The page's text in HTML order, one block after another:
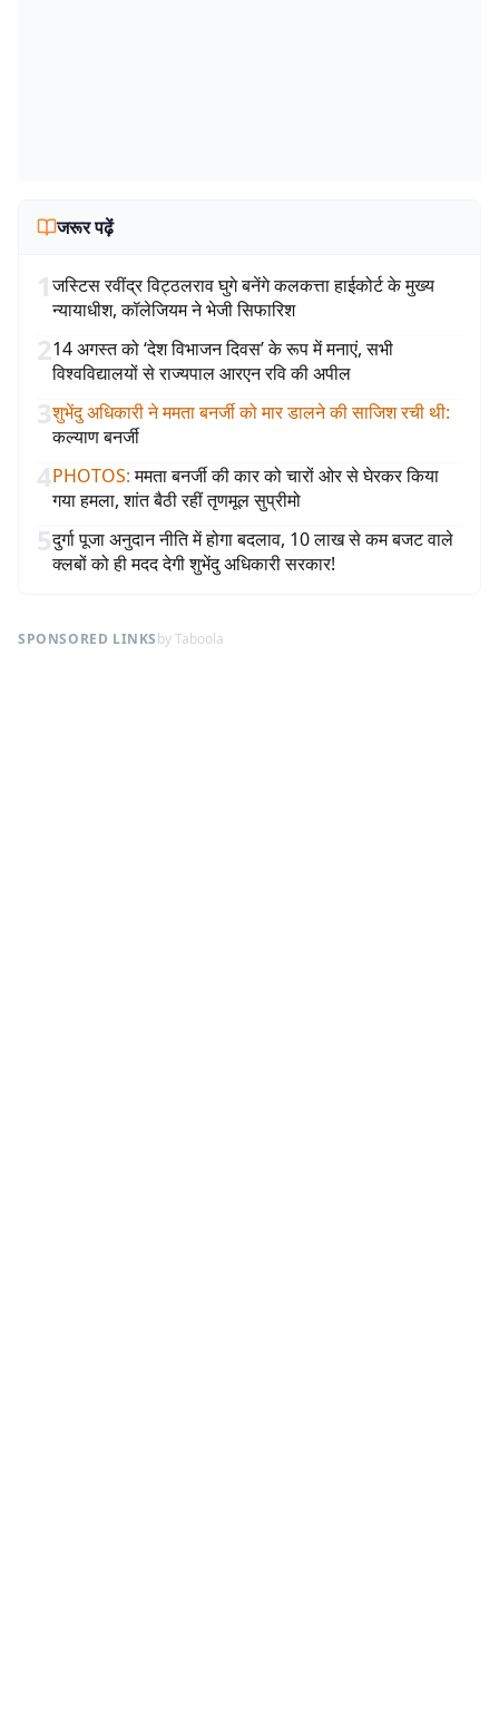
जरूर पढ़ें
1जस्टिस रवींद्र विट्ठलराव घुगे बनेंगे कलकत्ता हाईकोर्ट के मुख्य
न्यायाधीश, कॉलेजियम ने भेजी सिफारिश
214 अगस्त को ‘देश विभाजन दिवस’ के रूप में मनाएं, सभी
विश्वविद्यालयों से राज्यपाल आरएन रवि की अपील
3शुभेंदु अधिकारी ने ममता बनर्जी को मार डालने की साजिश रची थी:
कल्याण बनर्जी
4PHOTOS: ममता बनर्जी की कार को चारों ओर से घेरकर किया
गया हमला, शांत बैठी रहीं तृणमूल सुप्रीमो
5दुर्गा पूजा अनुदान नीति में होगा बदलाव, 10 लाख से कम बजट वाले
क्लबों को ही मदद देगी शुभेंदु अधिकारी सरकार!
SPONSORED LINKSby Taboola